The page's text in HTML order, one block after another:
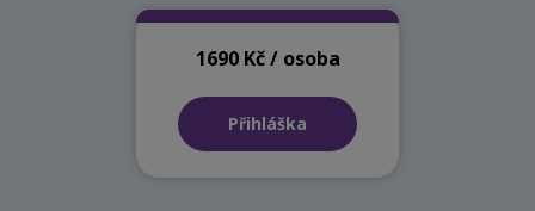
1690 Kč / osoba
Přihláška